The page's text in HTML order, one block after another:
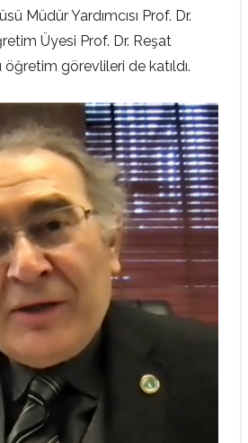
Müdür Yardımcısı Prof. Dr.
Üyesi Prof. Dr. Reşat
görevlileri de katıldı.